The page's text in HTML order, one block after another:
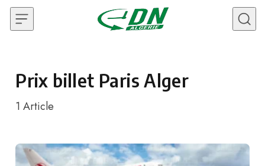
Skip to content
Prix billet Paris Alger
1 Article